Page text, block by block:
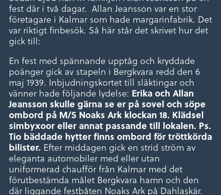
fest där i två dagar. Allan Jeansson var en stor
företagare i Kalmar som hade margarinfabrik. Det
var riktigt finbesök. Så här står det skrivet hur det
gick till:
En fest med spännande upptåg och kryddade
poänger gick av stapeln i Bergkvara redd den 6
maj 1939. Inbjudningskortet till släktingar och
vänner hade följande lydelse: Erika och Allan
Jeansson skulle gärna se er på sovel och söpe
ombord på M/S Noaks Ark klockan 18. Klädsel
simbyxoor eller annat passande till lokalen. Ps.
Tio bäddade hytter finns ombord för tröttkörda
bilister. Efter middagen gick en strid ström av
eleganta automobiler med eller utan
uniformerad chaufför från Kalmar med det
förutbestämda målet Bergkvara hamn och den
där liggande festbåten Noaks Ark på Dahlaskär.